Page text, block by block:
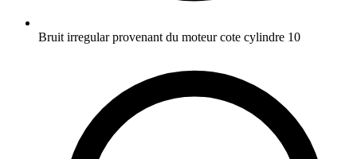
Bruit irregular provenant du moteur cote cylindre 10